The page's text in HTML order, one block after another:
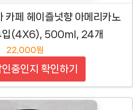
카페 헤이즐넛향 아메리카노
(4X6), 500ml, 24개
22,000원
중인지 확인하기